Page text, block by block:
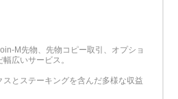
M先物、先物コピー取引、オプショ
広いサービス。
とステーキングを含んだ多様な収益